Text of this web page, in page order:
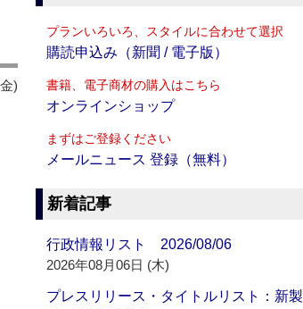
)
プランいろいろ、スタイルに合わせて選択
購読申込み（新聞 / 電子版）
書籍、電子商材の購入はこちら
オンラインショップ
まずはご登録ください
メールニュース 登録（無料）
新着記事
行政情報リスト 2026/08/06
2026年08月06日 (木)
プレスリリース・タイトルリスト：新製